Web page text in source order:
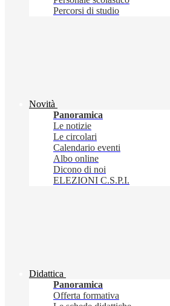
Percorsi di studio
Novità
Panoramica
Le notizie
Le circolari
Calendario eventi
Albo online
Dicono di noi
ELEZIONI C.S.P.I.
Didattica
Panoramica
Offerta formativa